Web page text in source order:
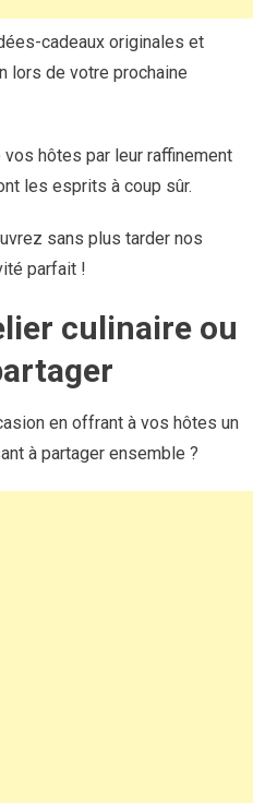
cadeaux originales et
lors de votre prochaine
hôtes par leur raffinement
les esprits à coup sûr.
sans plus tarder nos
parfait !
culinaire ou
en offrant à vos hôtes un
à partager ensemble ?